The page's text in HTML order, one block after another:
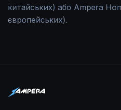
китайських) або Ampera
європейських).